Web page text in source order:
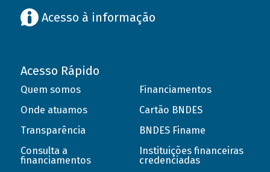
Acesso à informação
Acesso Rápido
Quem somos
Onde atuamos
Transparência
Consulta a
financiamentos
Financiamentos
Cartão BNDES
BNDES Finame
Instituições financeiras
credenciadas